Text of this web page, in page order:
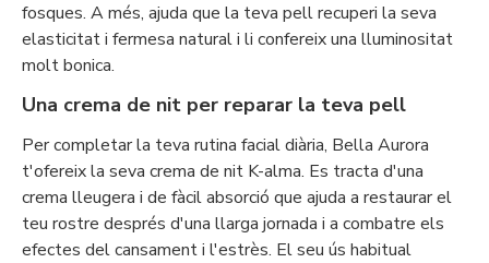
fosques. A més, ajuda que la teva pell recuperi la seva
elasticitat i fermesa natural i li confereix una lluminositat
molt bonica.
Una crema de nit per reparar la teva pell
Per completar la teva rutina facial diària, Bella Aurora
t'ofereix la seva crema de nit K-alma. Es tracta d'una
crema lleugera i de fàcil absorció que ajuda a restaurar el
teu rostre després d'una llarga jornada i a combatre els
efectes del cansament i l'estrès. El seu ús habitual